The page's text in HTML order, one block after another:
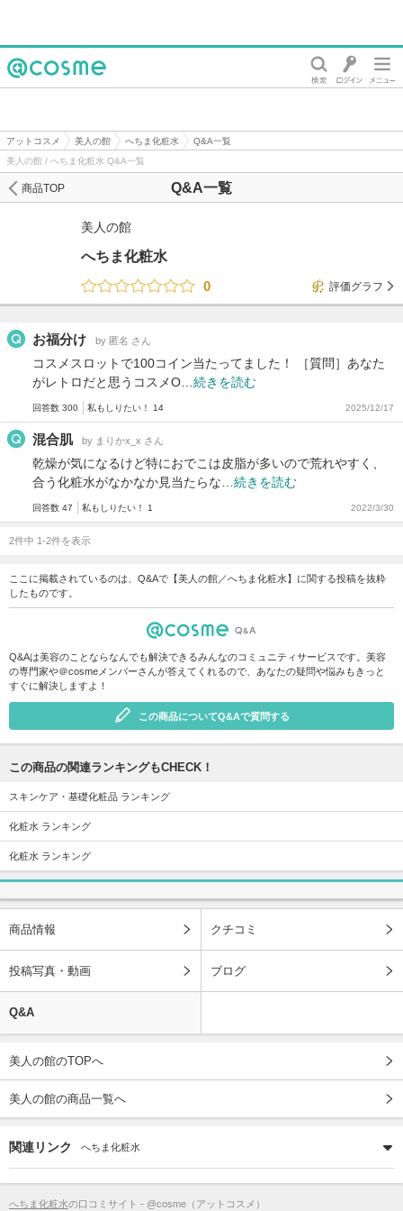
アットコスメ 美人の館 へちま化粧水
Q&A一覧
美人の館 / へちま化粧水 Q&A一覧
Q&A一覧
商品TOP
美人の館
へちま化粧水
0
評価グラフ
お福分け by 匿名 さん
コスメスロットで100コイン当たってました！ ［質問］あなた
がレトロだと思うコスメO… 続きを読む
回答数 300 私もしりたい！ 14 2025/12/17
混合肌 by まりかx_x さん
乾燥が気になるけど特におでこは皮脂が多いので荒れやすく、
合う化粧水がなかなか見当たらな… 続きを読む
回答数 47 私もしりたい！ 1 2022/3/30
2件中 1-2件を表示
ここに掲載されているのは、Q&Aで【美人の館／へちま化粧水】に関する投稿を抜粋
したものです。
Q&Aは美容のことならなんでも解決できるみんなのコミュニティサービスです。美容
の専門家や＠cosmeメンバーさんが答えてくれるので、あなたの疑問や悩みもきっと
すぐに解決しますよ！
この商品についてQ&Aで質問する
この商品の関連ランキングもCHECK！
スキンケア・基礎化粧品 ランキング
化粧水 ランキング
化粧水 ランキング
商品情報 クチコミ
投稿写真・動画 ブログ
Q&A
美人の館のTOPへ
美人の館の商品一覧へ
関連リンク へちま化粧水
へちま化粧水の口コミサイト - @cosme（アットコスメ）